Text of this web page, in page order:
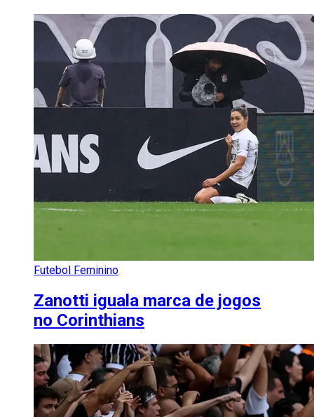
Futebol Feminino
Zanotti iguala marca de jogos
no Corinthians